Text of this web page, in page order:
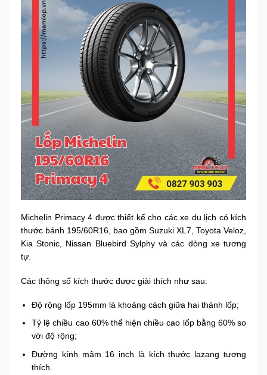
Michelin Primacy 4 được thiết kế cho các xe du lịch có kích
thước bánh 195/60R16, bao gồm Suzuki XL7, Toyota Veloz,
Kia Stonic, Nissan Bluebird Sylphy và các dòng xe tương
tự.
Các thông số kích thước được giải thích như sau:
Độ rộng lốp 195mm là khoảng cách giữa hai thành lốp;
Tỷ lệ chiều cao 60% thể hiện chiều cao lốp bằng 60% so
với độ rộng;
Đường kính mâm 16 inch là kích thước lazang tương
thích.